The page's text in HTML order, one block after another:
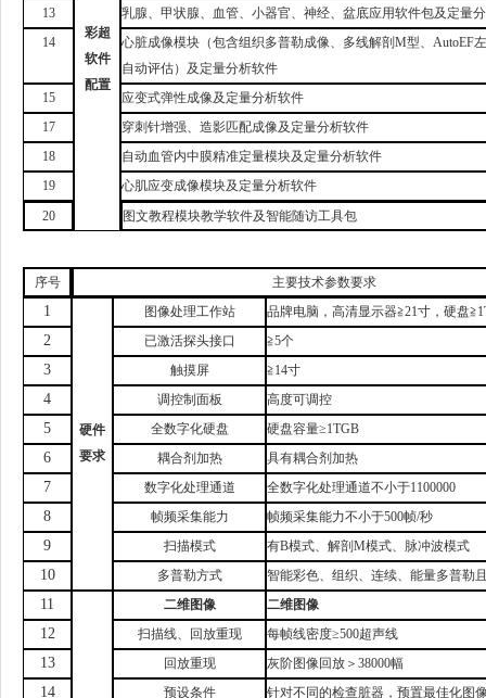
彩超
软件
配置
13
乳腺、甲状腺、血管、小器官、神经、盆底应用软件包及定量
14
心脏成像模块（包含组织多普勒成像、多线解剖M型、AutoEF
自动评估） 及定量分析软件
15
应变式弹性成像及定量分析软件
17
穿刺针增强、造影匹配成像及定量分析软件
18
自动血管内中膜精准定量模块及定量分析软件
19
心肌应变成像模块及定量分析软件
20
图文教程模块教学软件及智能随访工具包
序号 主要技术参数要求
1
硬件
要求
图像处理工作站 品牌电脑，高清显示器≧21寸，硬盘
2 已激活探头接口 ≧5个
3 触摸屏 ≧14寸
4 调控制面板 高度可调控
5 全数字化硬盘 硬盘容量≥1TGB
6 耦合剂加热 具有耦合剂加热
7 数字化处理通道 全数字化处理通道不小于1100000
8 帧频采集能力 帧频采集能力不小于500帧/秒
9 扫描模式 有B模式、解剖M模式、脉冲波模式
10 多普勒方式 智能彩色、组织、连续、能量多普勒
11 二维图像 二维图像
12 扫描线、 回放重现 每帧线密度≥500超声线
13 回放重现 灰阶图像回放＞38000幅
14 预设条件 针对不同的检查脏器，预置最佳化图